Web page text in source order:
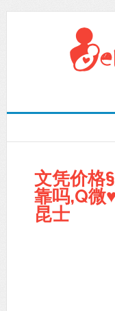
文凭价格
靠吗,Q微
昆士